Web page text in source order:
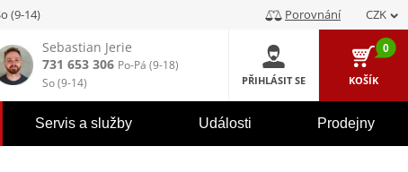
(9-14) Porovnání CZK
Sebastian Jerie
731 653 306 Po-Pá (9-18)
So (9-14)
PŘIHLÁSIT SE
0
KOŠÍK
Servis a služby Události Prodejny